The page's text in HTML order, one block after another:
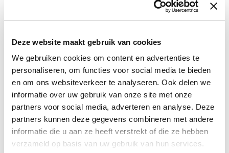
Deze website maakt gebruik van cookies
We gebruiken cookies om content en advertenties te
personaliseren, om functies voor social media te bieden
en om ons websiteverkeer te analyseren. Ook delen we
informatie over uw gebruik van onze site met onze
partners voor social media, adverteren en analyse. Deze
partners kunnen deze gegevens combineren met andere
informatie die u aan ze heeft verstrekt of die ze hebben
verzameld op basis van uw gebruik van hun services.
Waskom
Standaard spiegel zonder verlichting
Bevestigingsmaterialen
Liever een spiegelkast of spiegel met verlichting.
U kunt dit bestellen onder de categorie spiegels.
Wilt u toch een andere afmeting of kleur, kijk dan